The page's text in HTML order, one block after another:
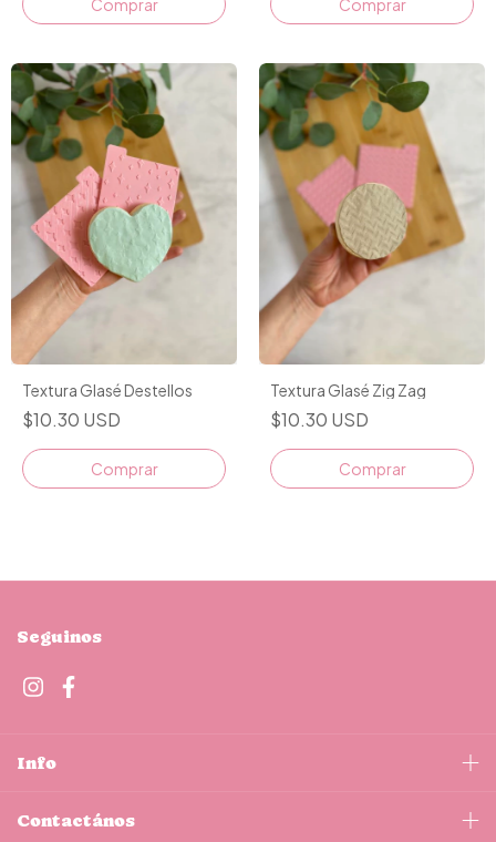
Textura Glasé Destellos
$10.30 USD
Textura Glasé Zig Zag
$10.30 USD
Seguinos
Info
Contactános